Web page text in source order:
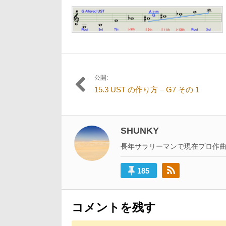
月
23
イ
ズ
の
投
ナ
ビ
ゲ
ー
ョ
ン
公開:
15.3 UST の作り方 – G7 その 1
SHUNKY
長年サラリーマンで現在プロ作曲
185
コメントを残す